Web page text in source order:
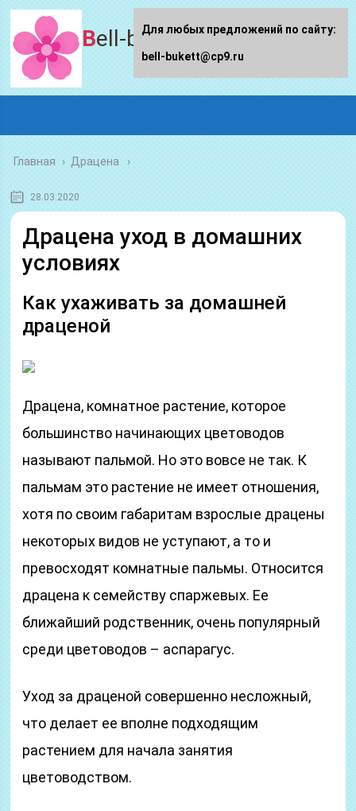
Bell-bukett.ru
Главная › Драцена
28.03.2020
Драцена уход в домашних
условиях
Как ухаживать за домашней
драценой
Драцена, комнатное растение, которое
большинство начинающих цветоводов
называют пальмой. Но это вовсе не так. К
пальмам это растение не имеет отношения,
хотя по своим габаритам взрослые драцены
некоторых видов не уступают, а то и
превосходят комнатные пальмы. Относится
драцена к семейству спаржевых. Ее
ближайший родственник, очень популярный
среди цветоводов – аспарагус.
Уход за драценой совершенно несложный,
что делает ее вполне подходящим
растением для начала занятия
цветоводством.
Для любых предложений по сайту:
bell-bukett@cp9.ru